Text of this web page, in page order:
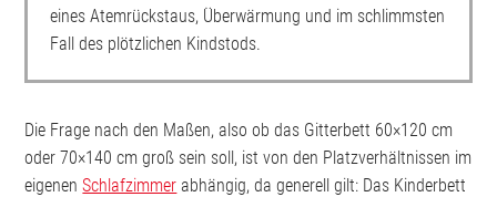
eines Atemrückstaus, Überwärmung und im schlimmsten
Fall des plötzlichen Kindstods.
Die Frage nach den Maßen, also ob das Gitterbett 60×120 cm
oder 70×140 cm groß sein soll, ist von den Platzverhältnissen im
eigenenSchlafzimmer abhängig, da generell gilt: Das Kinderbett